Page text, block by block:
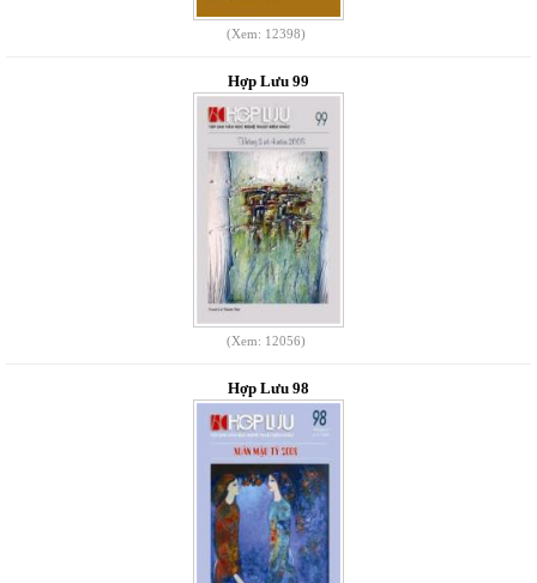
(Xem: 12398)
Hợp Lưu 99
(Xem: 12056)
Hợp Lưu 98